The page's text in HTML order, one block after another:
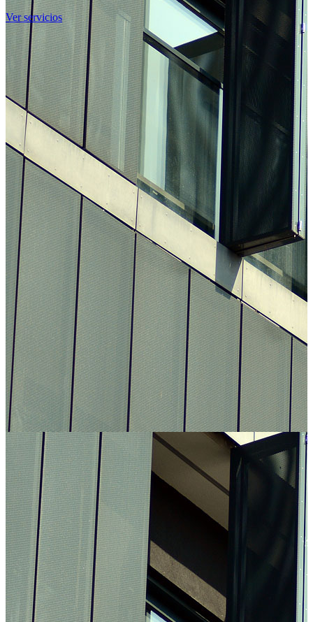
Ver servicios